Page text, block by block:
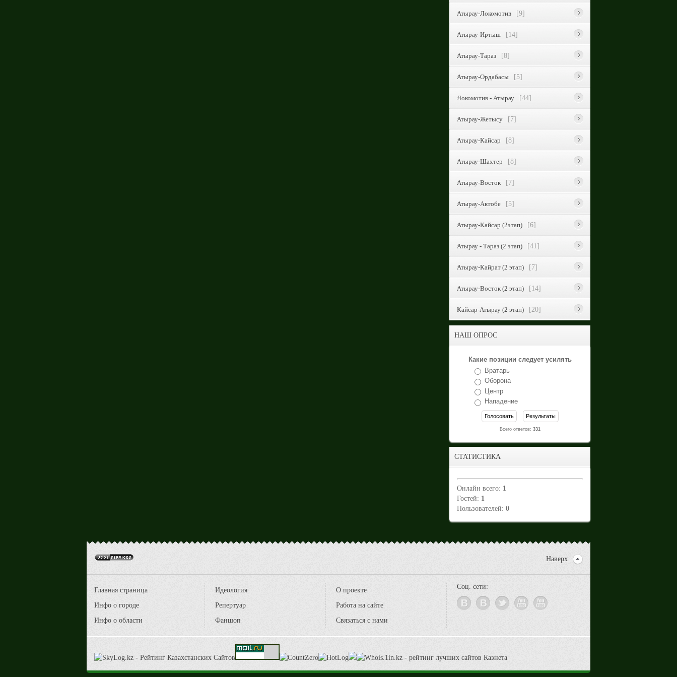
Атырау-Локомотив [9]
Атырау-Иртыш [14]
Атырау-Тараз [8]
Атырау-Ордабасы [5]
Локомотив - Атырау [44]
Атырау-Жетысу [7]
Атырау-Кайсар [8]
Атырау-Шахтер [8]
Атырау-Восток [7]
Атырау-Актобе [5]
Атырау-Кайсар (2этап) [6]
Атырау - Тараз (2 этап) [41]
Атырау-Кайрат (2 этап) [7]
Атырау-Восток (2 этап) [14]
Кайсар-Атырау (2 этап) [20]
НАШ ОПРОС
Какие позиции следует усилять
Вратарь
Оборона
Центр
Нападение
Всего ответов: 331
СТАТИСТИКА
Онлайн всего: 1
Гостей: 1
Пользователей: 0
Наверх
Главная страница
Инфо о городе
Инфо о области
Идеология
Репертуар
Фаншоп
О проекте
Работа на сайте
Связаться с нами
Соц. сети: